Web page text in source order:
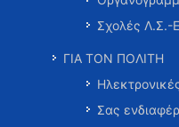
Σχολές Λ.Σ.-
ΓΙΑ ΤΟΝ ΠΟΛΙΤΗ
Σας